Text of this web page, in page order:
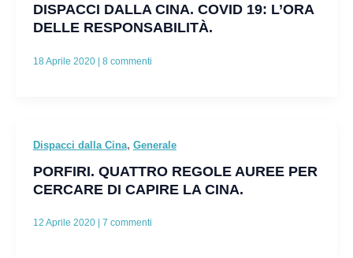
DISPACCI DALLA CINA. COVID 19: L’ORA
DELLE RESPONSABILITÀ.
18 Aprile 2020 | 8 commenti
Dispacci dalla Cina, Generale
PORFIRI. QUATTRO REGOLE AUREE PER
CERCARE DI CAPIRE LA CINA.
12 Aprile 2020 7 commenti